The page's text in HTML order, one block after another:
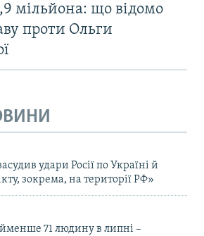
мільйона: що відомо
проти Ольги
удари Росії по Україні й
зокрема, на території РФ»
71 людину в липні –